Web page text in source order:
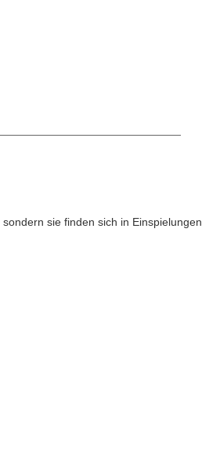
sie finden sich in Einspielungen,